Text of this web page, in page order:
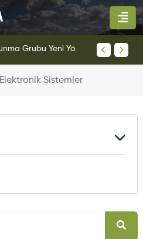
Elektronik Sistemler